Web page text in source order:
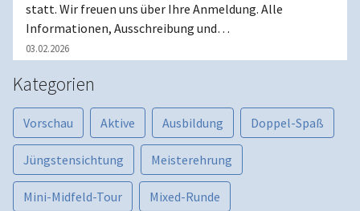
statt. Wir freuen uns über Ihre Anmeldung. Alle
Informationen, Ausschreibung und…
03.02.2026
Kategorien
Vorschau Aktive Ausbildung Doppel-Spaß
Jüngstensichtung Meisterehrung
Mini-Midfeld-Tour Mixed-Runde